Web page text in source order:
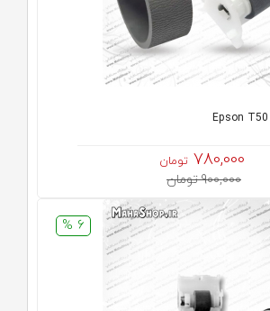
780,000 تومان
900,000 تومان
6 %